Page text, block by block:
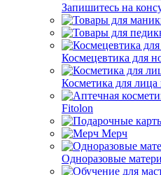
Запишитесь на
Космецевтика для
Косметика для
Fitolon
Мерч
Одноразовые